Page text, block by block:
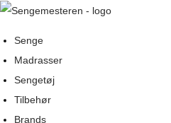
Senge
Madrasser
Sengetøj
Tilbehør
Brands